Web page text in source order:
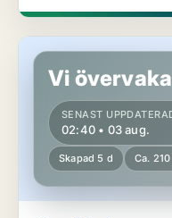
Hus i Nacka
Vi
SENAST
02:40 • 03 aug.
Skapad 5 d Ca.